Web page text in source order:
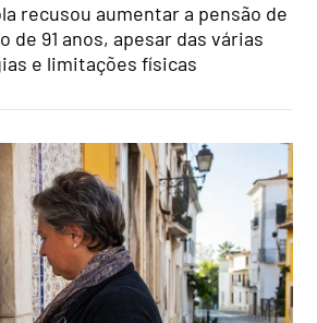
recusou aumentar a pensão de
de 91 anos, apesar das várias
e limitações físicas